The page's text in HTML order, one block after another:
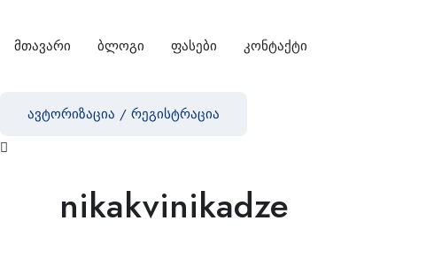
მთავარი ბლოგი ფასები კონტაქტი
ავტორიზაცია / რეგისტრაცია
nikakvinikadze